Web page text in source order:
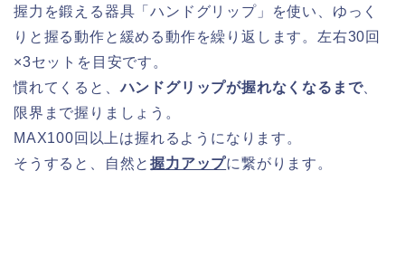
握力を鍛える器具「ハンドグリップ」を使い、ゆっく
りと握る動作と緩める動作を繰り返します。左右30回
×3セットを目安です。
慣れてくると、ハンドグリップが握れなくなるまで、
限界まで握りましょう。
MAX100回以上は握れるようになります。
そうすると、自然と握力アップに繋がります。